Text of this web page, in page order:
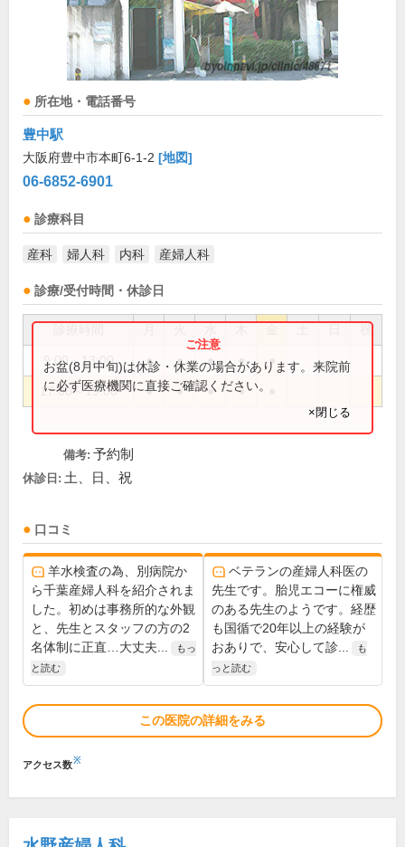
所在地・電話番号
豊中駅
大阪府豊中市本町6-1-2 [地図]
06-6852-6901
診療科目
産科 婦人科 内科 産婦人科
診療/受付時間・休診日
祝
9:00～13:00 ● ● ● ● ●
17:00～19:00 ● ● ● ●
お盆(8月中旬)は休診・休業の場合があります。来院前
に必ず医療機関に直接ご確認ください。
×閉じる
備考: 予約制
休診日: 土、日、祝
口コミ
羊水検査の為、別病院か
ら千葉産婦人科を紹介されま
した。初めは事務所的な外観
と、先生とスタッフの方の2
名体制に正直…大丈夫...
もっ
と読む
ベテランの産婦人科医の
先生です。胎児エコーに権威
のある先生のようです。経歴
も国循で20年以上の経験が
おありで、安心して診...
も
っと読む
この医院の詳細をみる
アクセス数※